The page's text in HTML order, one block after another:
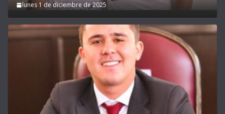
lunes 1 de diciembre de 2025